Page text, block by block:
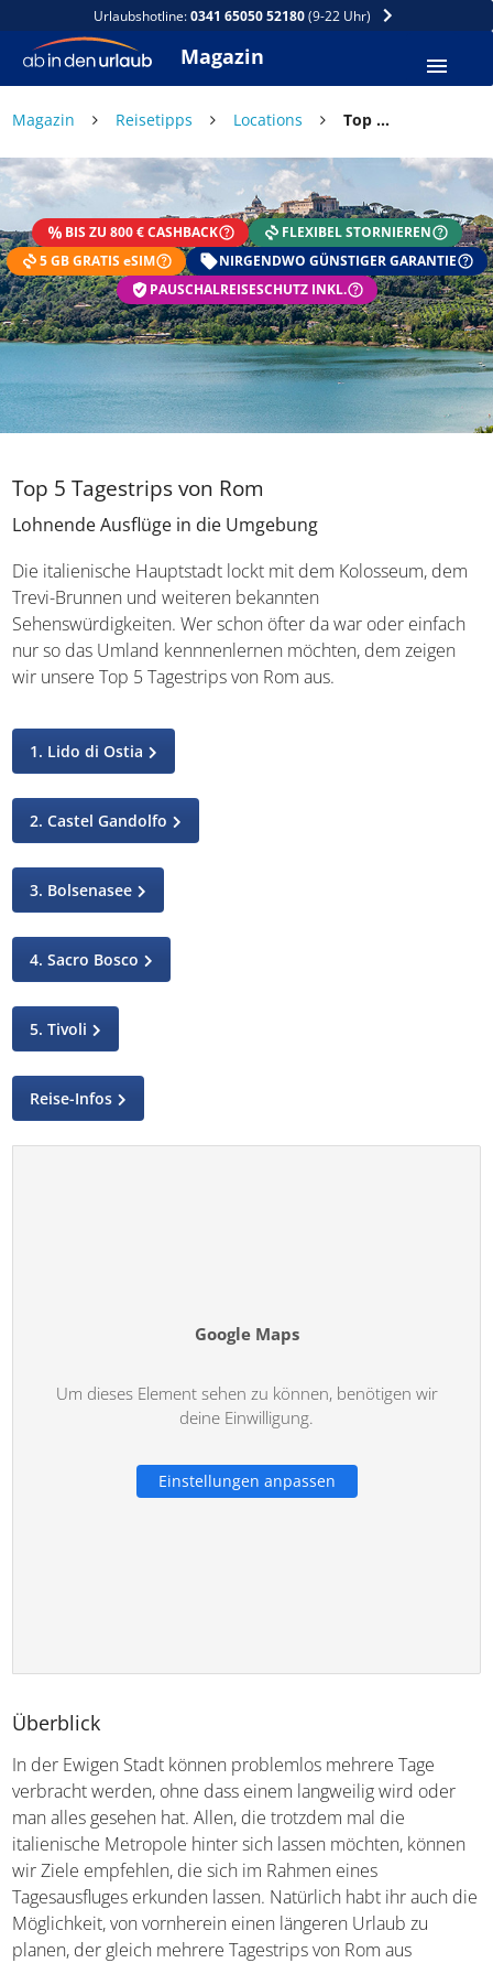
Urlaubshotline:0341 65050 52180(9-22 Uhr)
Magazin
Magazin Reisetipps Locations Top 5 Tagestrips von Rom
BIS ZU 800 € CASHBACK
FLEXIBEL STORNIEREN
5 GB GRATIS eSIM
NIRGENDWO GÜNSTIGER GARANTIE
PAUSCHALREISESCHUTZ INKL.
Top 5 Tagestrips von Rom
Lohnende Ausflüge in die Umgebung
Die italienische Hauptstadt lockt mit dem Kolosseum, dem
Trevi-Brunnen und weiteren bekannten
Sehenswürdigkeiten. Wer schon öfter da war oder einfach
nur so das Umland kennnenlernen möchten, dem zeigen
wir unsere Top 5 Tagestrips von Rom aus.
1. Lido di Ostia
2. Castel Gandolfo
3. Bolsenasee
4. Sacro Bosco
5. Tivoli
Reise-Infos
Google Maps
Um dieses Element sehen zu können, benötigen wir
deine Einwilligung.
Einstellungen anpassen
Überblick
In der Ewigen Stadt können problemlos mehrere Tage
verbracht werden, ohne dass einem langweilig wird oder
man alles gesehen hat. Allen, die trotzdem mal die
italienische Metropole hinter sich lassen möchten, können
wir Ziele empfehlen, die sich im Rahmen eines
Tagesausfluges erkunden lassen. Natürlich habt ihr auch die
Möglichkeit, von vornherein einen längeren Urlaub zu
planen, der gleich mehrere Tagestrips von Rom aus